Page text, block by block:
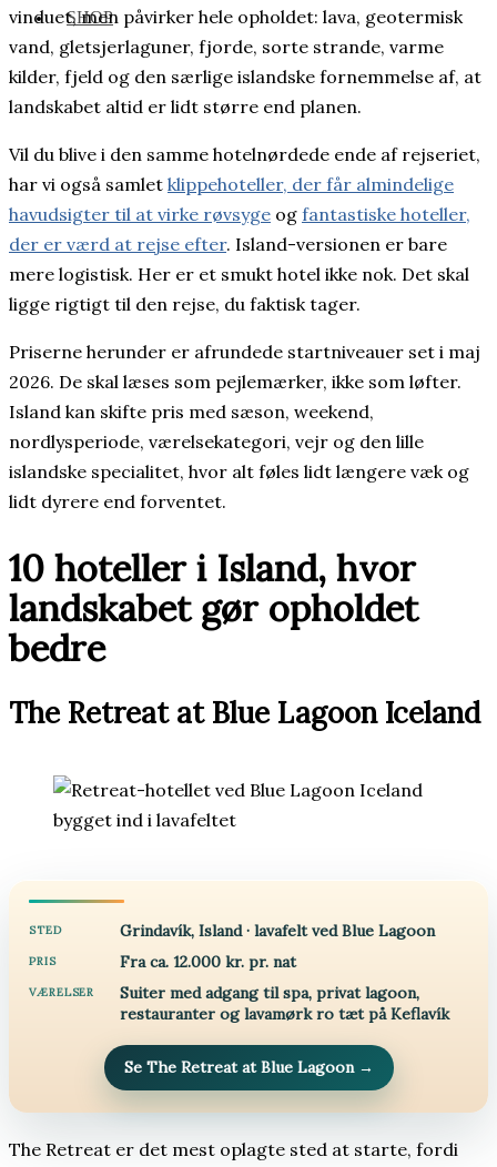
SHOP
vinduet, men påvirker hele opholdet: lava, geotermisk
vand, gletsjerlaguner, fjorde, sorte strande, varme
kilder, fjeld og den særlige islandske fornemmelse af, at
landskabet altid er lidt større end planen.
Vil du blive i den samme hotelnørdede ende af rejseriet,
har vi også samlet klippehoteller, der får almindelige
havudsigter til at virke røvsyge og fantastiske hoteller,
der er værd at rejse efter. Island-versionen er bare
mere logistisk. Her er et smukt hotel ikke nok. Det skal
ligge rigtigt til den rejse, du faktisk tager.
Priserne herunder er afrundede startniveauer set i maj
2026. De skal læses som pejlemærker, ikke som løfter.
Island kan skifte pris med sæson, weekend,
nordlysperiode, værelsekategori, vejr og den lille
islandske specialitet, hvor alt føles lidt længere væk og
lidt dyrere end forventet.
10 hoteller i Island, hvor
landskabet gør opholdet
bedre
The Retreat at Blue Lagoon Iceland
STED Grindavík, Island · lavafelt ved Blue Lagoon
PRIS Fra ca. 12.000 kr. pr. nat
VÆRELSER
Suiter med adgang til spa, privat lagoon,
restauranter og lavamørk ro tæt på Keflavík
Se The Retreat at Blue Lagoon →
The Retreat er det mest oplagte sted at starte, fordi